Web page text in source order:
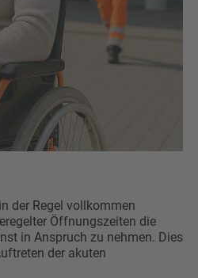
der Regel vollkommen
Öffnungszeiten die
in Anspruch zu nehmen. Dies
der akuten